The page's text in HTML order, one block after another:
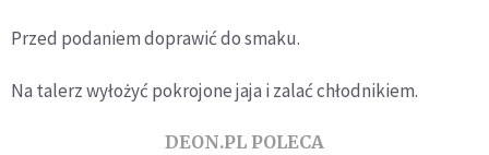
Przed podaniem doprawić do smaku.
Na talerz wyłożyć pokrojone jaja i zalać chłodnikiem.
DEON.PL POLECA